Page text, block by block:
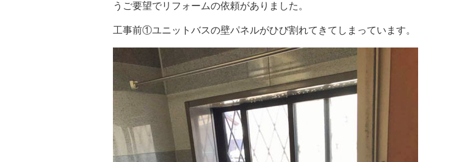
うご要望でリフォームの依頼がありました。
工事前①ユニットバスの壁パネルがひび割れてきてしまっています。